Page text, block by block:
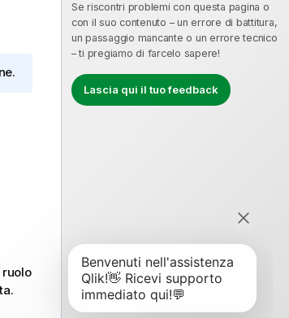
Se riscontri problemi con questa pagina o
con il suo contenuto – un errore di battitura,
un passaggio mancante o un errore tecnico
– ti pregiamo di farcelo sapere!
Lascia qui il tuo feedback
ruolo